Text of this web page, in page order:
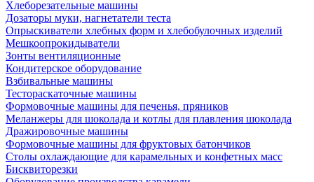
Хлеборезательные машины
Дозаторы муки, нагнетатели теста
Опрыскиватели хлебных форм и хлебобулочных изделий
Мешкоопрокидыватели
Зонты вентиляционные
Кондитерское оборудование
Взбивальные машины
Тестораскаточные машины
Формовочные машины для печенья, пряников
Меланжеры для шоколада и котлы для плавления шоколада
Дражировочные машины
Формовочные машины для фруктовых батончиков
Столы охлаждающие для карамельных и конфетных масс
Бисквиторезки